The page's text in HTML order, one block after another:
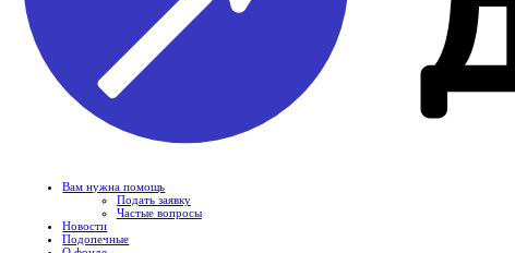
Вам нужна помощь
Подать заявку
Частые вопросы
Новости
Подопечные